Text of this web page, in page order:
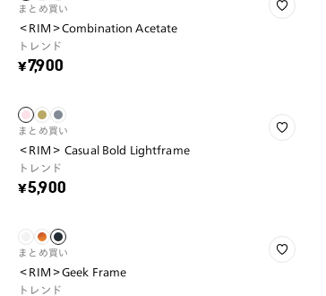
まとめ買い
＜RIM＞Combination Acetate
トレンド
¥7,900
まとめ買い
＜RIM＞ Casual Bold Lightframe
トレンド
¥5,900
まとめ買い
＜RIM＞Geek Frame
トレンド